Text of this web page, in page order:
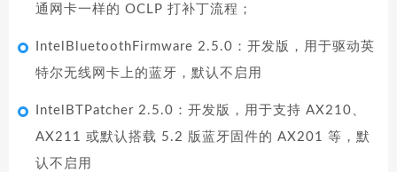
通网卡一样的 OCLP 打补丁流程；
IntelBluetoothFirmware 2.5.0：开发版，用于驱动英
特尔无线网卡上的蓝牙，默认不启用
IntelBTPatcher 2.5.0：开发版，用于支持 AX210、
AX211 或默认搭载 5.2 版蓝牙固件的 AX201 等，默
认不启用